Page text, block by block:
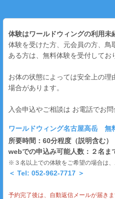
体験はワールドウィングの利用未
体験を受けた方、元会員の方、
ある方は、無料体験を受付してお
お体の状態によっては安全上の
場合があります。
入会申込やご相談は お電話でお問
ワールドウィング名古屋高岳 無
所要時間：60分程度（説明含む）
webでの申込み可能人数：２名ま
※３名以上での体験をご希望の場合は、
＜ Tel: 052-962-7717 ＞
予約完了後は、自動返信メールが届き
00:00